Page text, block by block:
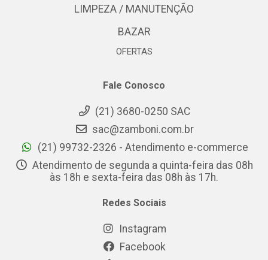
LIMPEZA / MANUTENÇÃO
BAZAR
OFERTAS
Fale Conosco
(21) 3680-0250 SAC
sac@zamboni.com.br
(21) 99732-2326 - Atendimento e-commerce
Atendimento de segunda a quinta-feira das 08h
às 18h e sexta-feira das 08h às 17h.
Redes Sociais
Instagram
Facebook